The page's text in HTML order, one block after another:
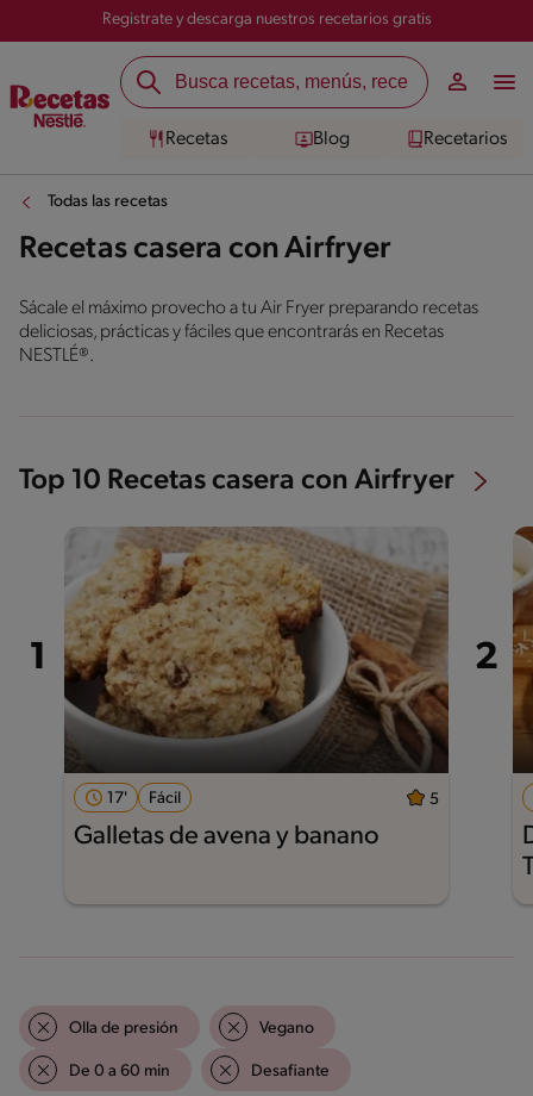
Registrate y descarga nuestros recetarios gratis
Recetas Blog Recetarios
Todas las recetas
Recetas casera con Airfryer
Sácale el máximo provecho a tu Air Fryer preparando recetas
deliciosas, prácticas y fáciles que encontrarás en Recetas
NESTLÉ®.
Top 10 Recetas casera con Airfryer
17' Fácil 5
Galletas de avena y banano
Olla de presión Vegano
De 0 a 60 min Desafiante